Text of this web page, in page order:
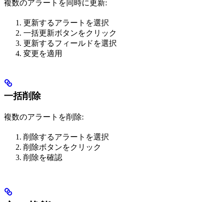
複数のアラートを同時に更新:
更新するアラートを選択
一括更新ボタンをクリック
更新するフィールドを選択
変更を適用
一括削除
複数のアラートを削除:
削除するアラートを選択
削除ボタンをクリック
削除を確認